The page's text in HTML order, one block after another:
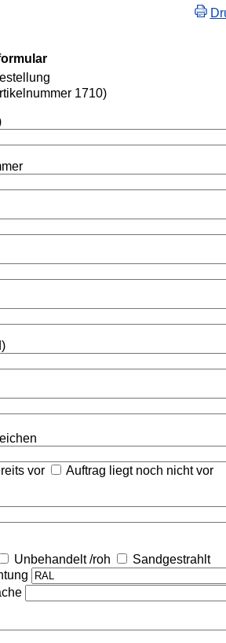
1710)
vor Auftrag liegt noch nicht vor
Unbehandelt /roh
Sandgestrahlt